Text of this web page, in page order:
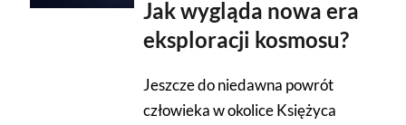
Jak wygląda nowa era
eksploracji kosmosu?
Jeszcze do niedawna powrót
człowieka w okolice Księżyca